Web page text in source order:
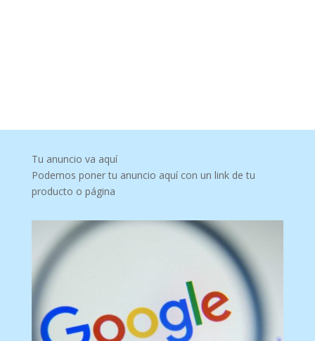
Tu anuncio va aquí
Podemos poner tu anuncio aquí con un link de tu
producto o página